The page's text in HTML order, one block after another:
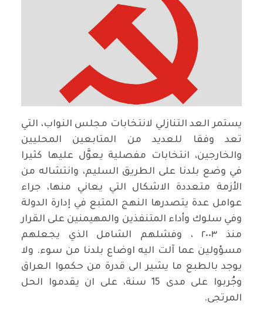
يستمر العد التنازلي لانتخابات مجلس النواب، التي
تعد وفقا للعديد من المتابعين المحليين
والخارجين، انتخابات مفصلية يعوَّل عليها كثيرا
في وضع بلدنا على الطريق السليم، وانتشاله من
الأزمة متعددة الاشكال التي يعاني منها، جراء
عوامل عدة يتصدرها النهج المتبع في إدارة الدولة
وفي سلوك وأداء المتنفذين والمهيمنين على القرار
منذ ٢٠٠٣ ، وفشلهم الشامل الذي يجعلهم
مسؤولين عما آلت اليه اوضاع بلدنا من سوء. ولا
يوجد بالطبع ما يشير الى قدرة من حكموا العراق
وجُربوا على مدى 15 سنة، على ان يقدموا الحل
المرتجى.